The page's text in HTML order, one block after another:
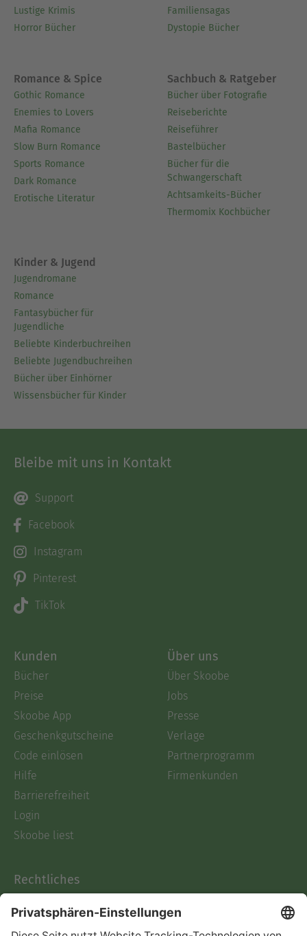
Lustige Krimis
Horror Bücher
Familiensagas
Dystopie Bücher
Romance & Spice
Gothic Romance
Enemies to Lovers
Mafia Romance
Slow Burn Romance
Sports Romance
Dark Romance
Erotische Literatur
Sachbuch & Ratgeber
Bücher über Fotografie
Reiseberichte
Reiseführer
Bastelbücher
Bücher für die
Schwangerschaft
Achtsamkeits-Bücher
Thermomix Kochbücher
Kinder & Jugend
Jugendromane
Romance
Fantasybücher für
Jugendliche
Beliebte Kinderbuchreihen
Beliebte Jugendbuchreihen
Bücher über Einhörner
Wissensbücher für Kinder
Bleibe mit uns in Kontakt
Support
Facebook
Instagram
Pinterest
TikTok
Kunden
Bücher
Preise
Skoobe App
Geschenkgutscheine
Code einlösen
Hilfe
Barrierefreiheit
Login
Skoobe liest
Über uns
Über Skoobe
Jobs
Presse
Verlage
Partnerprogramm
Firmenkunden
Rechtliches
AGB